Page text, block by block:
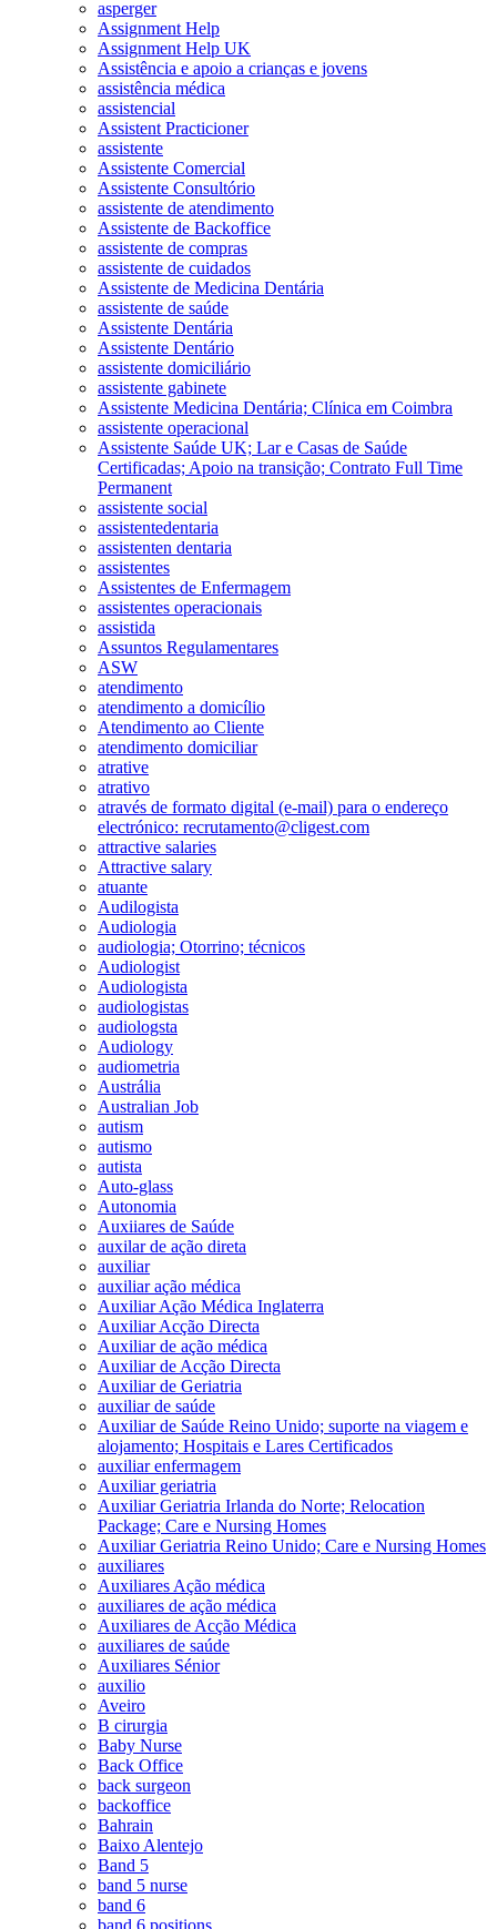
asperger
Assignment Help
Assignment Help UK
Assistência e apoio a crianças e jovens
assistência médica
assistencial
Assistent Practicioner
assistente
Assistente Comercial
Assistente Consultório
assistente de atendimento
Assistente de Backoffice
assistente de compras
assistente de cuidados
Assistente de Medicina Dentária
assistente de saúde
Assistente Dentária
Assistente Dentário
assistente domiciliário
assistente gabinete
Assistente Medicina Dentária; Clínica em Coimbra
assistente operacional
Assistente Saúde UK; Lar e Casas de Saúde
Certificadas; Apoio na transição; Contrato Full Time
Permanent
assistente social
assistentedentaria
assistenten dentaria
assistentes
Assistentes de Enfermagem
assistentes operacionais
assistida
Assuntos Regulamentares
ASW
atendimento
atendimento a domicílio
Atendimento ao Cliente
atendimento domiciliar
atrative
atrativo
através de formato digital (e-mail) para o endereço
electrónico: recrutamento@cligest.com
attractive salaries
Attractive salary
atuante
Audilogista
Audiologia
audiologia; Otorrino; técnicos
Audiologist
Audiologista
audiologistas
audiologsta
Audiology
audiometria
Austrália
Australian Job
autism
autismo
autista
Auto-glass
Autonomia
Auxiiares de Saúde
auxilar de ação direta
auxiliar
auxiliar ação médica
Auxiliar Ação Médica Inglaterra
Auxiliar Acção Directa
Auxiliar de ação médica
Auxiliar de Acção Directa
Auxiliar de Geriatria
auxiliar de saúde
Auxiliar de Saúde Reino Unido; suporte na viagem e
alojamento; Hospitais e Lares Certificados
auxiliar enfermagem
Auxiliar geriatria
Auxiliar Geriatria Irlanda do Norte; Relocation
Package; Care e Nursing Homes
Auxiliar Geriatria Reino Unido; Care e Nursing Homes
auxiliares
Auxiliares Ação médica
auxiliares de ação médica
Auxiliares de Acção Médica
auxiliares de saúde
Auxiliares Sénior
auxilio
Aveiro
B cirurgia
Baby Nurse
Back Office
back surgeon
backoffice
Bahrain
Baixo Alentejo
Band 5
band 5 nurse
band 6
band 6 positions